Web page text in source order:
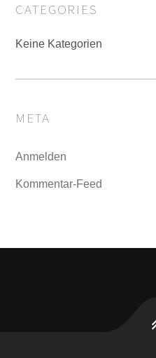
CATEGORIES
Keine Kategorien
META
Anmelden
Kommentar-Feed